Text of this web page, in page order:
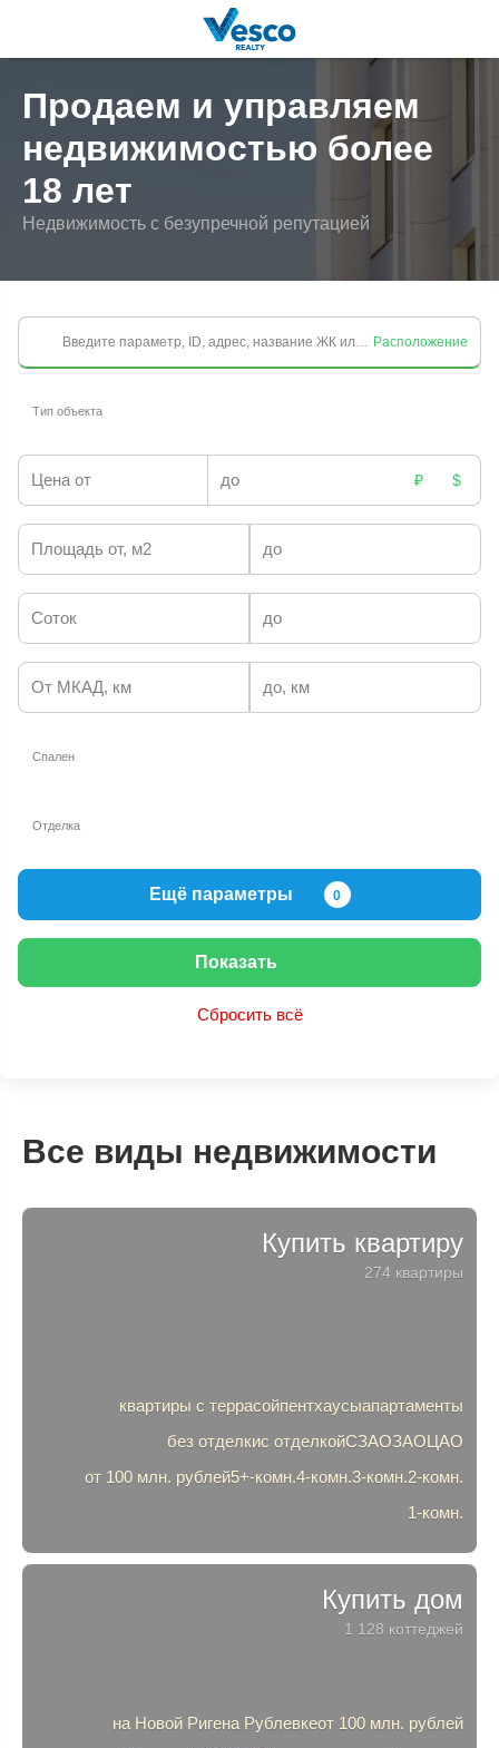
Продаем и управляем
недвижимостью более
18 лет
Недвижимость с безупречной репутацией
Тип объекта
Цена от до ₽ $
Площадь от, м2 до
Соток до
Введите параметр, ID, адрес, название ЖК или КП Расположение
От МКАД, км до, км
Спален
Отделка
Ещё параметры 0
Сбросить всё
Показать
Выезд на платную трассу
Эксклюзивы
Все виды недвижимости
Купить квартиру
274 квартиры
квартиры с террасойпентхаусыапартаменты
без отделкис отделкойСЗАОЗАОЦАО
от 100 млн. рублей5+-комн.4-комн.3-комн.2-комн.
1-комн.
Купить дом
1 128 коттеджей
на Новой Ригена Рублевкеот 100 млн. рублей